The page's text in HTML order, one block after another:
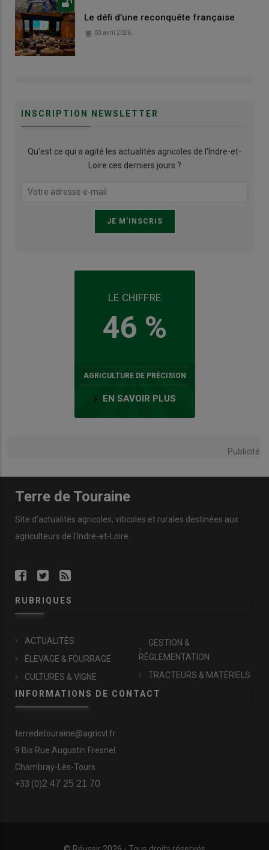
Le défi d’une reconquête française
03 avril 2026
INSCRIPTION NEWSLETTER
Qu’est ce qui a agité les actualités agricoles de l'Indre-et-
Loire ces derniers jours ?
LE CHIFFRE
46 %
AGRICULTURE DE PRÉCISION
EN SAVOIR PLUS
Publicité
Terre de Touraine
Site d'actualités agricoles, viticoles et rurales destinées aux
agriculteurs de l'Indre-et-Loire.
RUBRIQUES
ACTUALITÉS
ÉLEVAGE & FOURRAGE
CULTURES & VIGNE
GESTION &
RÉGLEMENTATION
TRACTEURS & MATÉRIELS
INFORMATIONS DE CONTACT
terredetouraine@agricvl.fr
9 Bis Rue Augustin Fresnel
Chambray-Lès-Tours
+33 (0)2 47 25 21 70